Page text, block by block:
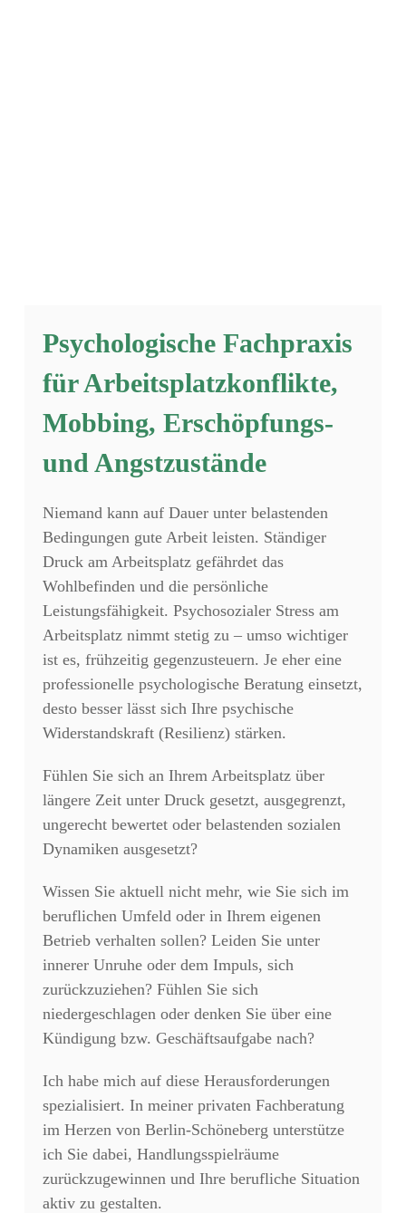
Psychologische Fachpraxis
für Arbeitsplatzkonflikte,
Mobbing, Erschöpfungs-
und Angstzustände
Niemand kann auf Dauer unter belastenden
Bedingungen gute Arbeit leisten. Ständiger
Druck am Arbeitsplatz gefährdet das
Wohlbefinden und die persönliche
Leistungsfähigkeit. Psychosozialer Stress am
Arbeitsplatz nimmt stetig zu – umso wichtiger
ist es, frühzeitig gegenzusteuern. Je eher eine
professionelle psychologische Beratung einsetzt,
desto besser lässt sich Ihre psychische
Widerstandskraft (Resilienz) stärken.
Fühlen Sie sich an Ihrem Arbeitsplatz über
längere Zeit unter Druck gesetzt, ausgegrenzt,
ungerecht bewertet oder belastenden sozialen
Dynamiken ausgesetzt?
Wissen Sie aktuell nicht mehr, wie Sie sich im
beruflichen Umfeld oder in Ihrem eigenen
Betrieb verhalten sollen?Leiden Sie unter
innerer Unruhe oder dem Impuls, sich
zurückzuziehen?Fühlen Sie sich
niedergeschlagen oder denken Sie über eine
Kündigung bzw. Geschäftsaufgabe nach?
Ich habe mich auf diese Herausforderungen
spezialisiert. In meiner privaten Fachberatung
im Herzen von Berlin-Schöneberg unterstütze
ich Sie dabei, Handlungsspielräume
zurückzugewinnen und Ihre berufliche Situation
aktiv zu gestalten.